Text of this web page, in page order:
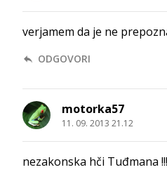
verjamem da je ne
ODGOVORI
motorka57
11. 09. 2013 21.12
nezakonska hči Tuđmana !!!